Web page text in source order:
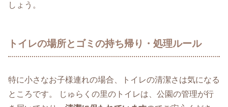
しょう。
トイレの場所とゴミの持ち帰り・処理ルール
特に小さなお子様連れの場合、トイレの清潔さは気になる
ところです。 じゅらくの里のトイレは、公園の管理が行